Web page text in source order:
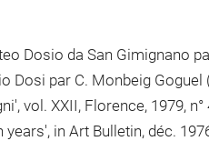
Dosio da San Gimignano
Dosi par C. Monbeig
vol. XXII, Florence, 1979, n°
in Art Bulletin, déc.